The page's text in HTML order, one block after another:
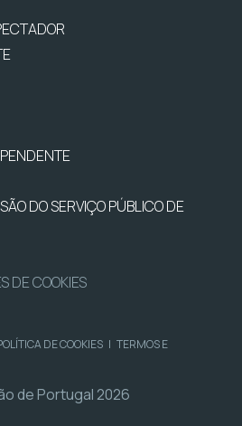
DO SERVIÇO PÚBLICO DE
DE COOKIES
DE COOKIES | TERMOS E
de Portugal 2026